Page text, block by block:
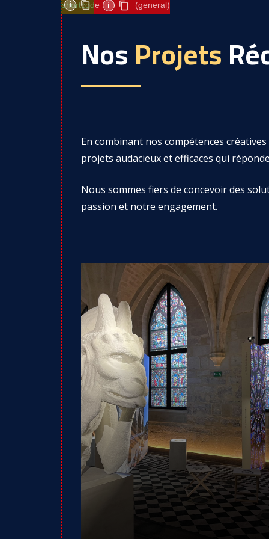
NosProjets
En combinant nos compétences
projets audacieux et efficaces qui
Nous sommes fiers de concevoir des
passion et notre engagement.
shortcode i (general)
i